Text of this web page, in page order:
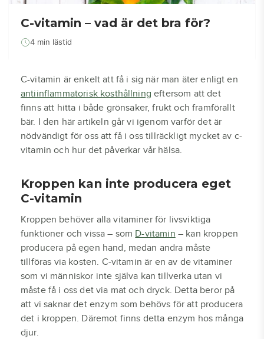
C-vitamin – vad är det bra för?
4 min lästid
C-vitamin är enkelt att få i sig när man äter enligt en
antiinflammatorisk kosthållning eftersom att det
finns att hitta i både grönsaker, frukt och framförallt
bär. I den här artikeln går vi igenom varför det är
nödvändigt för oss att få i oss tillräckligt mycket av c-
vitamin och hur det påverkar vår hälsa.
Kroppen kan inte producera eget
C-vitamin
Kroppen behöver alla vitaminer för livsviktiga
funktioner och vissa – som D-vitamin – kan kroppen
producera på egen hand, medan andra måste
tillföras via kosten. C-vitamin är en av de vitaminer
som vi människor inte själva kan tillverka utan vi
måste få i oss det via mat och dryck. Detta beror på
att vi saknar det enzym som behövs för att producera
det i kroppen. Däremot finns detta enzym hos många
djur.